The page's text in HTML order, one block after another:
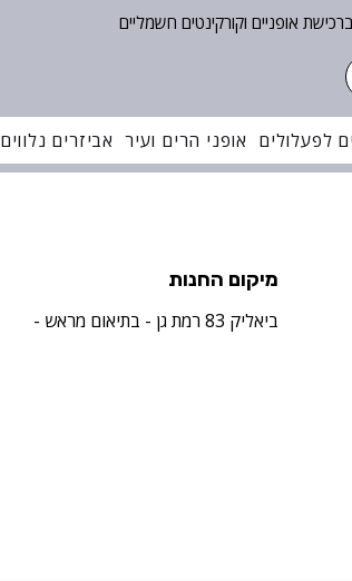
אופניים וקורקינטים חשמליים
לפעלולים אופני הרים ועיר אביזרים נלווים
מיקום החנות
ביאליק 83 רמת גן - בתיאום מראש -